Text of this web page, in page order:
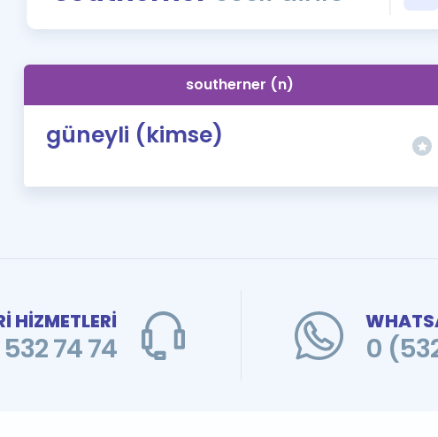
İngilizce
southerner (n)
güneyli (kimse)
HİZMETLERİ
74 74 0